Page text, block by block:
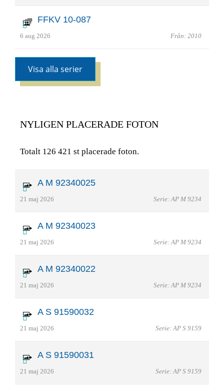
FFKV 10-087
6 aug 2026 Från: 2010
Visa alla serier
NYLIGEN PLACERADE FOTON
Totalt 126 421 st placerade foton.
A M 92340025
21 maj 2026 Serie: AP M 9234
A M 92340023
21 maj 2026 Serie: AP M 9234
A M 92340022
21 maj 2026 Serie: AP M 9234
A S 91590032
21 maj 2026 Serie: AP S 9159
A S 91590031
21 maj 2026 Serie: AP S 9159